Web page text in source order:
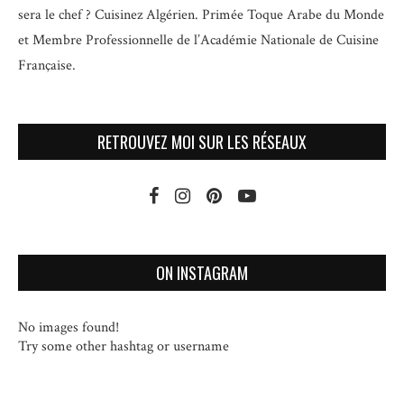
sera le chef ? Cuisinez Algérien. Primée Toque Arabe du Monde
etMembre Professionnelle de l’Académie Nationale de Cuisine
Française.
RETROUVEZ MOI SUR LES RÉSEAUX
ON INSTAGRAM
No images found!
Try some other hashtag or username